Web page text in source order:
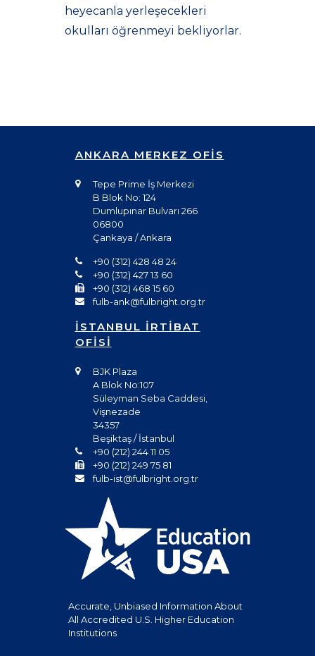
heyecanla yerleşecekleri
okulları öğrenmeyi bekliyorlar.
ANKARA MERKEZ OFİS
Tepe Prime İş Merkezi
B Blok No: 124
Dumlupınar Bulvarı 266
06800
Çankaya / Ankara
+90 (312) 428 48 24
+90 (312) 427 13 60
+90 (312) 468 15 60
fulb-ank@fulbright.org.tr
İSTANBUL İRTİBAT
OFİSİ
BJK Plaza
A Blok No:107
Süleyman Seba Caddesi,
Vişnezade
34357
Beşiktaş / İstanbul
+90 (212) 244 11 05
+90 (212) 249 75 81
fulb-ist@fulbright.org.tr
Accurate, Unbiased Information About
All Accredited U.S. Higher Education
Institutions